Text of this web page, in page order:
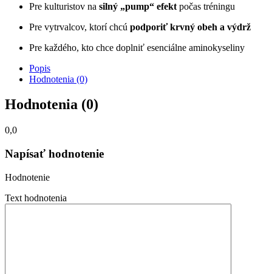
Pre kulturistov na silný „pump“ efekt počas tréningu
Pre vytrvalcov, ktorí chcú podporiť krvný obeh a výdrž
Pre každého, kto chce doplniť esenciálne aminokyseliny
Popis
Hodnotenia (0)
Hodnotenia (0)
0,0
Napísať hodnotenie
Hodnotenie
Text hodnotenia